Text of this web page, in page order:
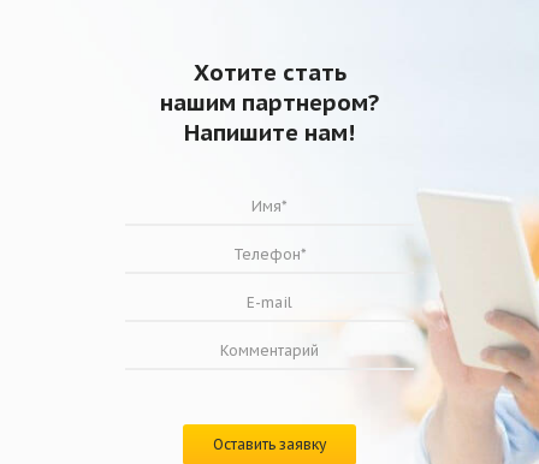
Хотите стать
нашим партнером?
Напишите нам!
Оставить заявку